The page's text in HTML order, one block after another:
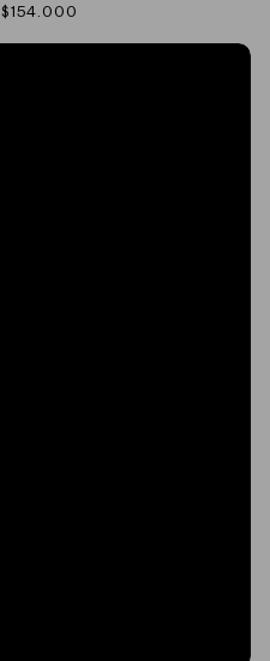
Precio
$154.000